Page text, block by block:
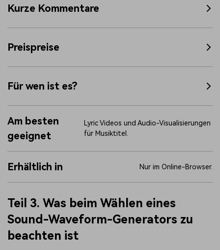
Kurze Kommentare
Preispreise
Für wen ist es?
Am besten
geeignet
Lyric Videos und Audio-Visualisierungen
für Musiktitel.
Erhältlich in Nur im Online-Browser.
Teil 3. Was beim Wählen eines
Sound-Waveform-Generators zu
beachten ist